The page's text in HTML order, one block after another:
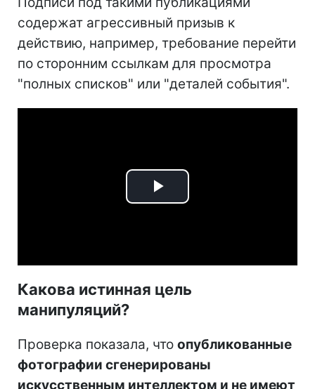
содержат агрессивный призыв к
действию, например, требование перейти
по сторонним ссылкам для просмотра
"полных списков" или "деталей события".
Play
Какова истинная цель
манипуляций?
Проверка показала, что опубликованные
фотографии сгенерированы
искусственным интеллектом и не имеют